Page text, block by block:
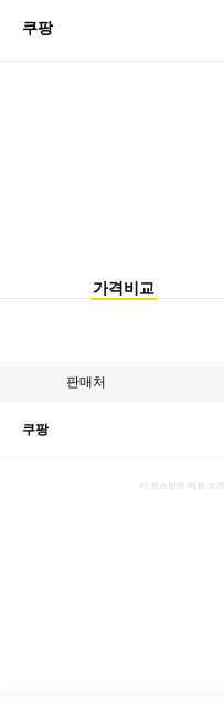
쿠팡
가격비교
판매처
쿠팡
이 포스팅은 제품 소